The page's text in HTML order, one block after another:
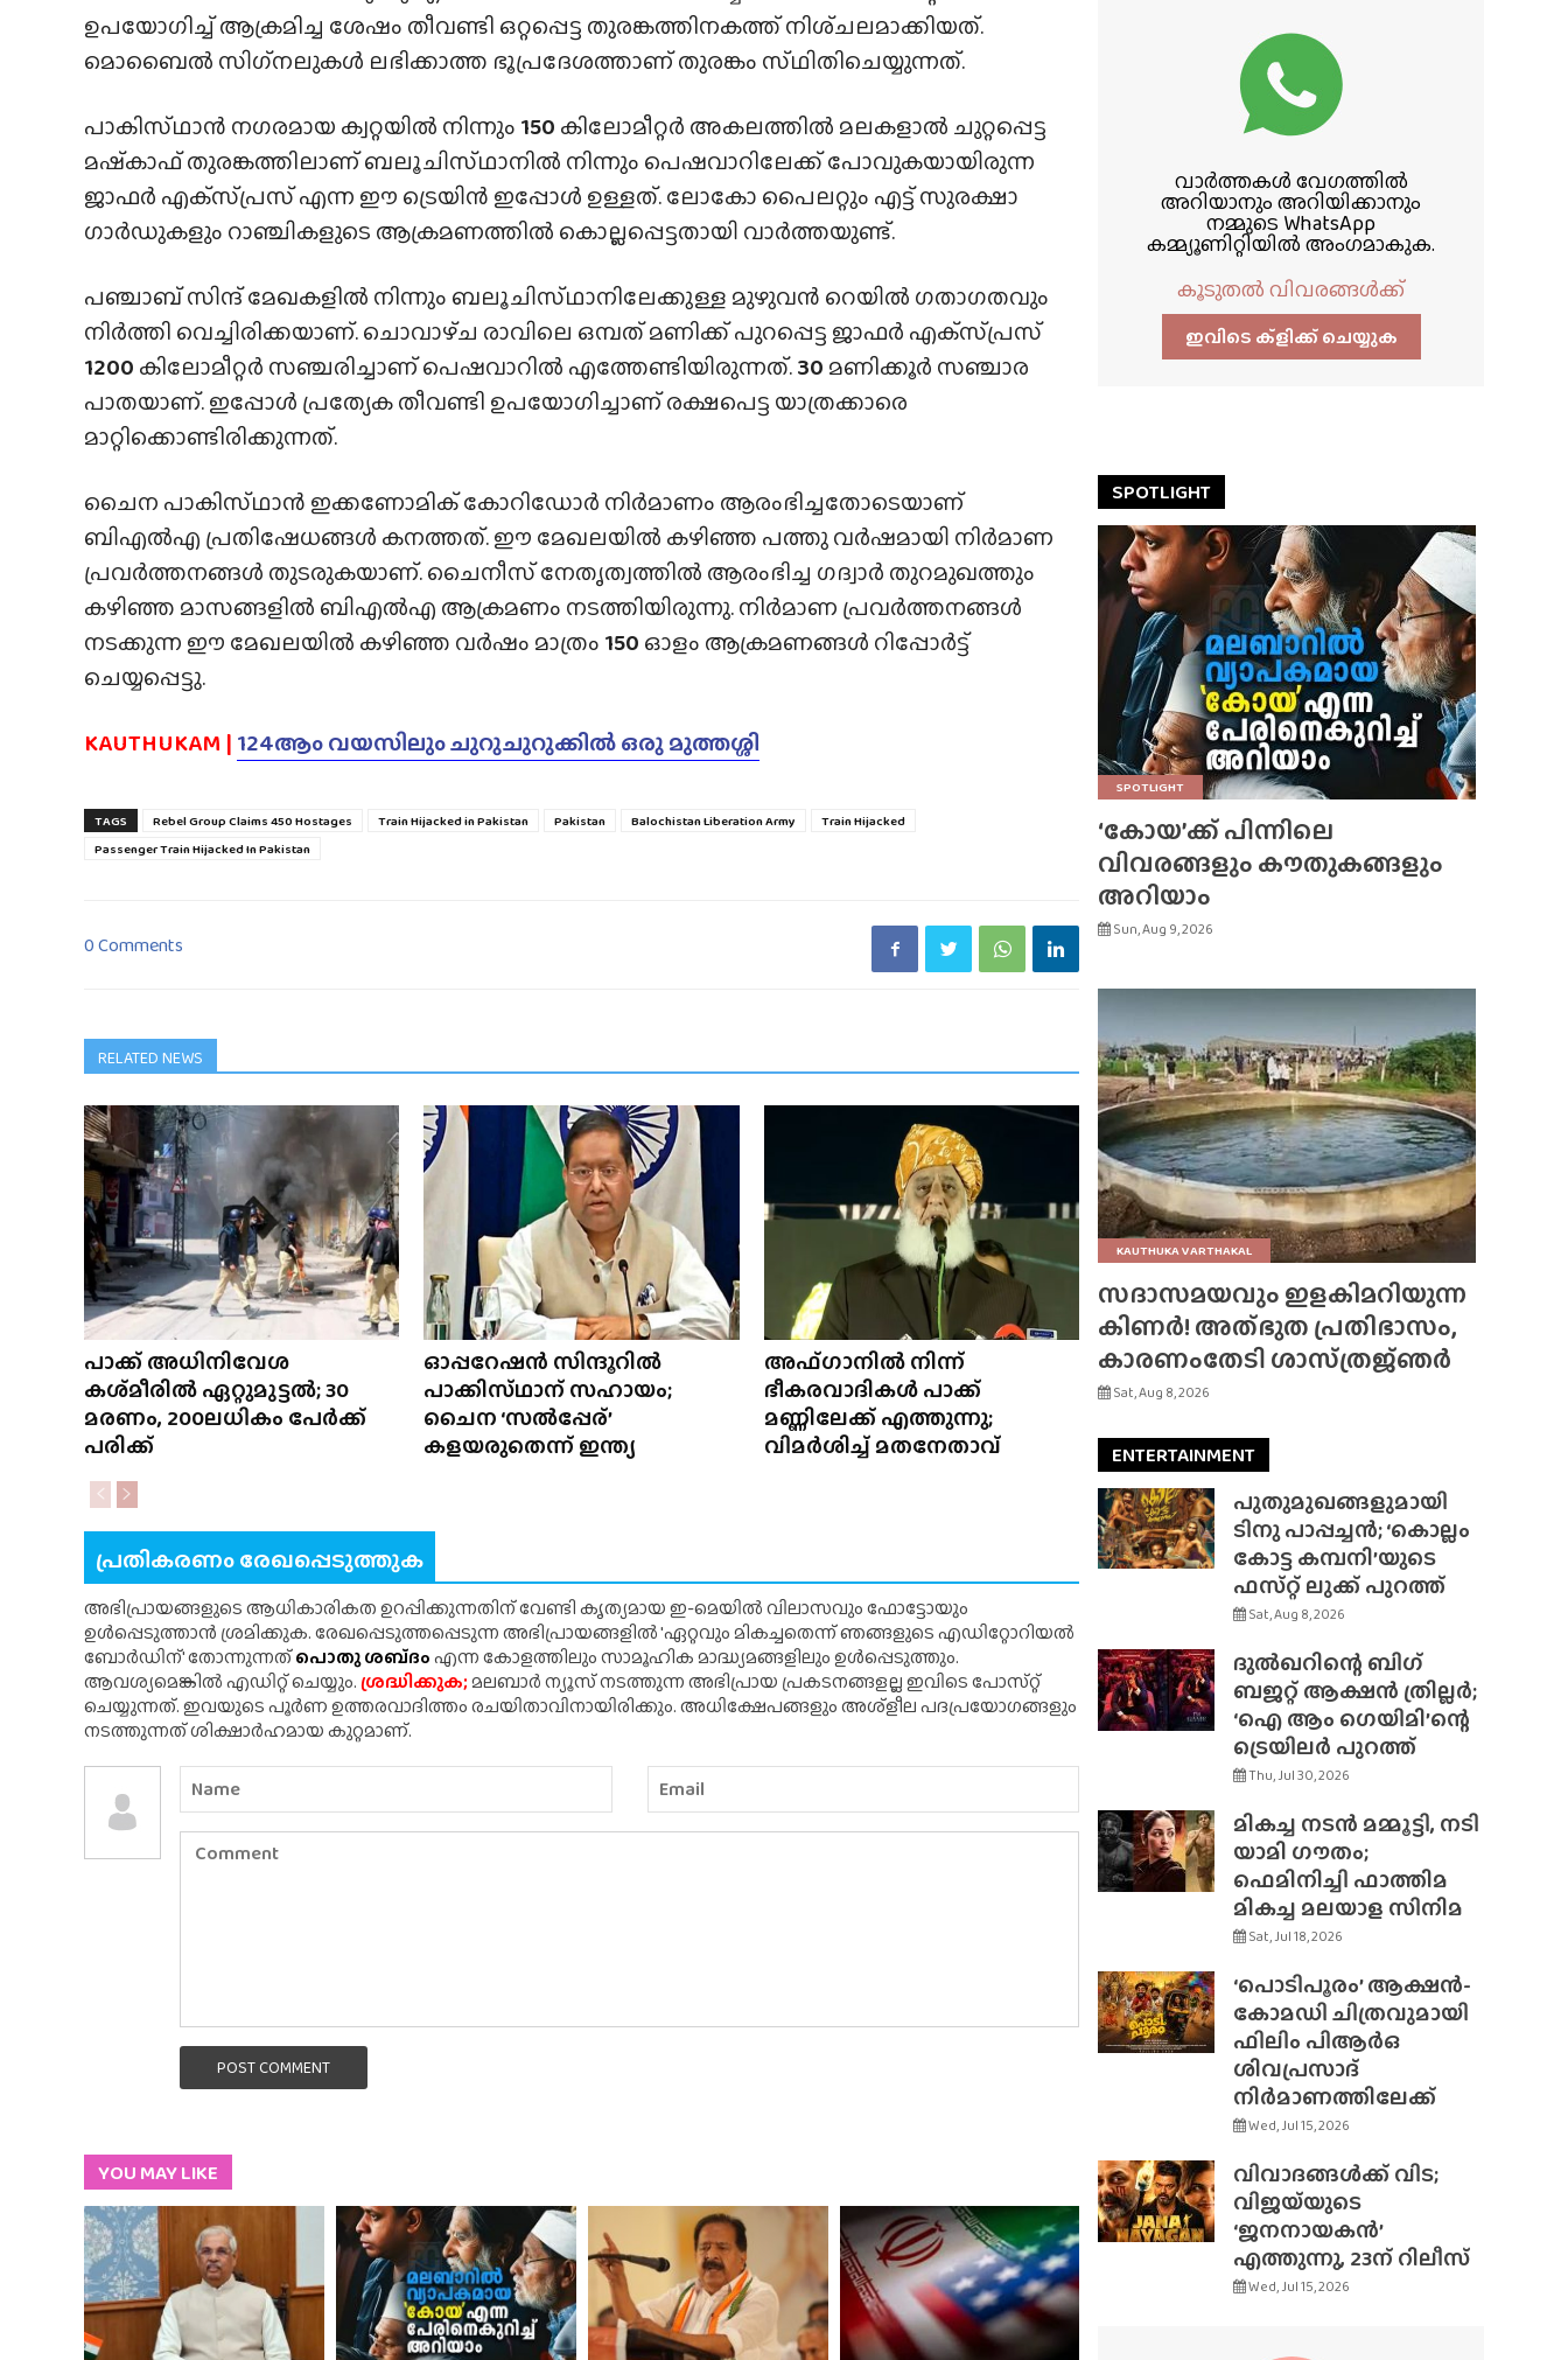
ഉപയോഗിച്ച് ആക്രമിച്ച ശേഷം തീവണ്ടി ഒറ്റപ്പെട്ട തുരങ്കത്തിനകത്ത് നിശ്‌ചലമാക്കിയത്.
മൊബൈൽ സിഗ്‌നലുകൾ ലഭിക്കാത്ത ഭൂപ്രദേശത്താണ് തുരങ്കം സ്‌ഥിതിചെയ്യുന്നത്.
പാകിസ്‌ഥാൻ നഗരമായ ക്വറ്റയിൽ നിന്നും 150 കിലോമീറ്റർ അകലത്തിൽ മലകളാൽ ചുറ്റപ്പെട്ട
മഷ്‌കാഫ് തുരങ്കത്തിലാണ് ബലൂചിസ്‌ഥാനിൽ നിന്നും പെഷവാറിലേക്ക് പോവുകയായിരുന്ന
ജാഫർ എക്​സ്​പ്രസ്‌ എന്ന ഈ ട്രെയിൻ ഇപ്പോൾ ഉള്ളത്. ലോകോ പൈലറ്റും എട്ട് സുരക്ഷാ
ഗാർഡുകളും റാഞ്ചികളുടെ ആക്രമണത്തിൽ കൊല്ലപ്പെട്ടതായി വാർത്തയുണ്ട്.
പഞ്ചാബ് സിന്ദ് മേഖകളിൽ നിന്നും ബലൂചിസ്‌ഥാനിലേക്കുള്ള മുഴുവൻ റെയിൽ ഗതാഗതവും
നിർത്തി വെച്ചിരിക്കയാണ്. ചൊവാഴ്‌ച രാവിലെ ഒമ്പത് മണിക്ക് പുറപ്പെട്ട ജാഫർ എക്​സ്​പ്രസ്‌
1200 കിലോമീറ്റർ സഞ്ചരിച്ചാണ് പെഷവാറിൽ എത്തേണ്ടിയിരുന്നത്.30 മണിക്കൂർ സഞ്ചാര
പാതയാണ്. ഇപ്പോൾ പ്രത്യേക തീവണ്ടി ഉപയോഗിച്ചാണ് രക്ഷപെട്ട യാത്രക്കാരെ
മാറ്റിക്കൊണ്ടിരിക്കുന്നത്.
ചൈന പാകിസ്‌ഥാൻ ഇക്കണോമിക് കോറിഡോർ നിർമാണം ആരംഭിച്ചതോടെയാണ്
ബിഎൽഎ പ്രതിഷേധങ്ങൾ കനത്തത്. ഈ മേഖലയിൽ കഴിഞ്ഞ പത്തു വർഷമായി നിർമാണ
പ്രവർത്തനങ്ങൾ തുടരുകയാണ്. ചൈനീസ് നേതൃത്വത്തിൽ ആരംഭിച്ച ഗദ്വാർ തുറമുഖത്തും
കഴിഞ്ഞ മാസങ്ങളിൽ ബിഎൽഎ ആക്രമണം നടത്തിയിരുന്നു. നിർമാണ പ്രവർത്തനങ്ങൾ
നടക്കുന്ന ഈ മേഖലയിൽ കഴിഞ്ഞ വർഷം മാത്രം 150 ഓളം ആക്രമണങ്ങൾ റിപ്പോർട്ട്
ചെയ്യപ്പെട്ടു.
KAUTHUKAM | 124ആം വയസിലും ചുറുചുറുക്കിൽ ഒരു മുത്തശ്ശി
TAGS Rebel Group Claims 450 Hostages Train Hijacked in Pakistan Pakistan Balochistan Liberation Army
Train Hijacked
Passenger Train Hijacked In Pakistan
0 Comments
RELATED NEWS
പാക്ക് അധിനിവേശ
കശ്‌മീരിൽ ഏറ്റുമുട്ടൽ; 30
മരണം, 200ലധികം പേർക്ക്
പരിക്ക്
ഓപ്പറേഷൻ സിന്ദൂറിൽ
പാക്കിസ്‌ഥാന് സഹായം;
ചൈന ‘സൽപ്പേര്’
കളയരുതെന്ന് ഇന്ത്യ
അഫ്‌ഗാനിൽ നിന്ന്
ഭീകരവാദികൾ പാക്ക്
മണ്ണിലേക്ക് എത്തുന്നു;
വിമർശിച്ച് മതനേതാവ്
പ്രതികരണം രേഖപ്പെടുത്തുക
അഭിപ്രായങ്ങളുടെ ആധികാരികത ഉറപ്പിക്കുന്നതിന് വേണ്ടി കൃത്യമായ ഇ-മെയിൽ വിലാസവും ഫോട്ടോയും
ഉൾപ്പെടുത്താൻ ശ്രമിക്കുക. രേഖപ്പെടുത്തപ്പെടുന്ന അഭിപ്രായങ്ങളിൽ 'ഏറ്റവും മികച്ചതെന്ന് ഞങ്ങളുടെ എഡിറ്റോറിയൽ
ബോർഡിന്' തോന്നുന്നത്പൊതു ശബ്‌ദംഎന്ന കോളത്തിലും സാമൂഹിക മാദ്ധ്യമങ്ങളിലും ഉൾപ്പെടുത്തും.
ആവശ്യമെങ്കിൽ എഡിറ്റ് ചെയ്യും.ശ്രദ്ധിക്കുക;മലബാർ ന്യൂസ് നടത്തുന്ന അഭിപ്രായ പ്രകടനങ്ങളല്ല ഇവിടെ പോസ്‌റ്റ്
ചെയ്യുന്നത്. ഇവയുടെ പൂർണ ഉത്തരവാദിത്തം രചയിതാവിനായിരിക്കും. അധിക്ഷേപങ്ങളും അശ്‌ളീല പദപ്രയോഗങ്ങളും
നടത്തുന്നത് ശിക്ഷാർഹമായ കുറ്റമാണ്.
POST COMMENT
YOU MAY LIKE
വാർത്തകൾ വേഗത്തിൽ
അറിയാനും അറിയിക്കാനും
നമ്മുടെ WhatsApp
കമ്മ്യൂണിറ്റിയിൽ അംഗമാകുക.
കൂടുതൽ വിവരങ്ങൾക്ക്
ഇവിടെ ക്ളിക്ക്‌ ചെയ്യുക
SPOTLIGHT
SPOTLIGHT
‘കോയ’ക്ക് പിന്നിലെ
വിവരങ്ങളും കൗതുകങ്ങളും
അറിയാം
Sun, Aug 9, 2026
KAUTHUKA VARTHAKAL
സദാസമയവും ഇളകിമറിയുന്ന
കിണർ! അത്‌ഭുത പ്രതിഭാസം,
കാരണംതേടി ശാസ്‌ത്രജ്‌ഞർ
Sat, Aug 8, 2026
ENTERTAINMENT
പുതുമുഖങ്ങളുമായി
ടിനു പാപ്പച്ചൻ; ‘കൊല്ലം
കോട്ട കമ്പനി’യുടെ
ഫസ്‌റ്റ് ലുക്ക് പുറത്ത്
Sat, Aug 8, 2026
ദുൽഖറിന്റെ ബിഗ്
ബജറ്റ് ആക്ഷൻ ത്രില്ലർ;
‘ഐ ആം ഗെയിമി’ന്റെ
ട്രെയിലർ പുറത്ത്
Thu, Jul 30, 2026
മികച്ച നടൻ മമ്മൂട്ടി, നടി
യാമി ഗൗതം;
ഫെമിനിച്ചി ഫാത്തിമ
മികച്ച മലയാള സിനിമ
Sat, Jul 18, 2026
‘പൊടിപൂരം’ ആക്ഷൻ-
കോമഡി ചിത്രവുമായി
ഫിലിം പിആർഒ
ശിവപ്രസാദ്
നിർമാണത്തിലേക്ക്
Wed, Jul 15, 2026
വിവാദങ്ങൾക്ക് വിട;
വിജയ്‌യുടെ
‘ജനനായകൻ’
എത്തുന്നു, 23ന് റിലീസ്
Wed, Jul 15, 2026